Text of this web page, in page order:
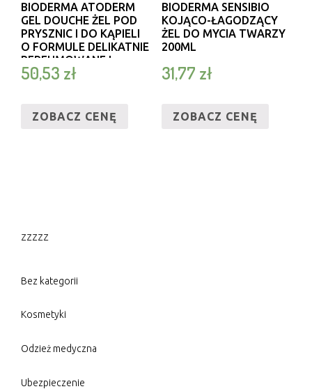
BIODERMA ATODERM
GEL DOUCHE ŻEL POD
PRYSZNIC I DO KĄPIELI
O FORMULE DELIKATNIE
PERFUMOWANEJ
1000ML
50,53 zł
ZOBACZ CENĘ
BIODERMA SENSIBIO
KOJĄCO-ŁAGODZĄCY
ŻEL DO MYCIA TWARZY
200ML
31,77 zł
ZOBACZ CENĘ
zzzzz
Bez kategorii
Kosmetyki
Odzież medyczna
Ubezpieczenie